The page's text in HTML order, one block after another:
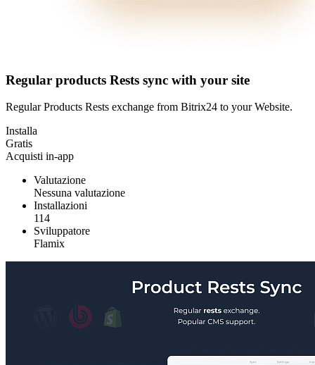
Regular products Rests sync with your site
Regular Products Rests exchange from Bitrix24 to your Website.
Installa
Gratis
Acquisti in-app
Valutazione
Nessuna valutazione
Installazioni
114
Sviluppatore
Flamix